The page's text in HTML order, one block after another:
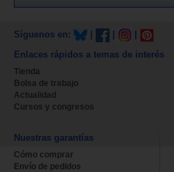
Síguenos en:
Enlaces rápidos a temas de interés
Tienda
Bolsa de trabajo
Actualidad
Cursos y congresos
Nuestras garantías
Cómo comprar
Envío de pedidos